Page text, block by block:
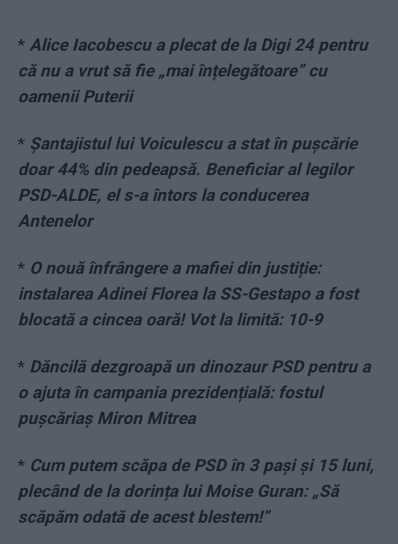
* Alice Iacobescu a plecat de la Digi 24 pentru
că nu a vrut să fie „mai înțelegătoare” cu
oamenii Puterii
* Șantajistul lui Voiculescu a stat în pușcărie
doar 44% din pedeapsă. Beneficiar al legilor
PSD-ALDE, el s-a întors la conducerea
Antenelor
* O nouă înfrângere a mafiei din justiție:
instalarea Adinei Florea la SS-Gestapo a fost
blocată a cincea oară! Vot la limită: 10-9
* Dăncilă dezgroapă un dinozaur PSD pentru a
o ajuta în campania prezidențială: fostul
pușcăriaș Miron Mitrea
* Cum putem scăpa de PSD în 3 pași și 15 luni,
plecând de la dorința lui Moise Guran: „Să
scăpăm odată de acest blestem!”